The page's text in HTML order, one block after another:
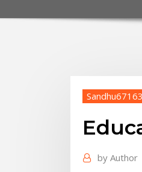
Sandhu67163
by Author